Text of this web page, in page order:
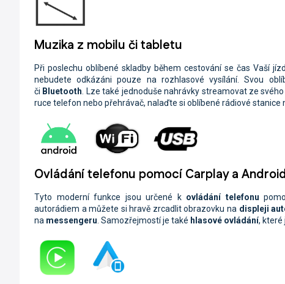
Muzika z mobilu či tabletu
Při poslechu oblíbené skladby během cestování se čas Vaší
nebudete odkázáni pouze na rozhlasové vysílání. Svou
či Bluetooth . Lze také jednoduše nahrávky streamovat ze
ruce telefon nebo přehrávač, nalaďte si oblíbené rádiové stanice
Ovládání telefonu pomocí Carplay a
Tyto moderní funkce jsou určené k ovládání telefonu
autorádiem a můžete si hravě zrcadlit obrazovku na displeji
na messengeru . Samozřejmostí je také hlasové ovládání, které